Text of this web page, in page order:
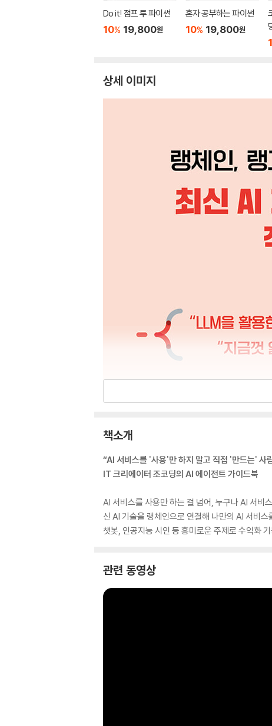
Do it! 점프 투 파이썬
10% 19,800원
혼자 공부하는 파이썬
10% 19,800원
상세 이미지
책소개
“AI 서비스를 '사용'만 하지 말고 직접 '만드는' 사
IT 크리에이터 조코딩의 AI 에이전트 가이드북
AI 서비스를 사용만 하는 걸 넘어, 누구나 AI 서비
신 AI 기술을 랭체인으로 연결해 나만의 AI 서비
챗봇, 인공지능 시인 등 흥미로운 주제로 수익화
관련 동영상